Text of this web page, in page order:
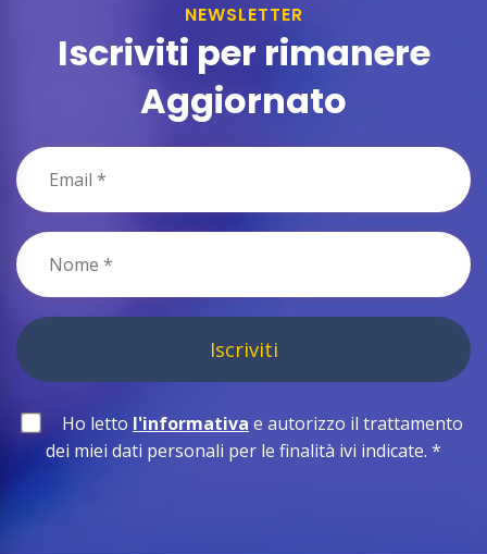
NEWSLETTER
Iscriviti per rimanere
Aggiornato
Iscriviti
Ho letto l'informativa e autorizzo il trattamento
dei miei dati personali per le finalità ivi indicate. *